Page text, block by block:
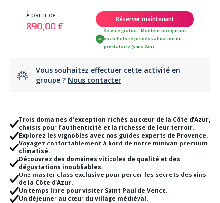
À partir de
890,00 €
Réserver maintenant
Service gratuit - Meilleur prix garanti -
vos billets reçus dès validation du
prestataire (sous 24h)
Vous souhaitez effectuer cette activité en
groupe ? Nous contacter
Trois domaines d’exception nichés au cœur de la Côte d'Azur,
choisis pour l’authenticité et la richesse de leur terroir.
Explorez les vignobles avec nos guides experts de Provence.
Voyagez confortablement à bord de notre minivan premium
climatisé.
Découvrez des domaines viticoles de qualité et des
dégustations inoubliables.
Une master class exclusive pour percer les secrets des vins
de la Côte d'Azur.
Un temps libre pour visiter Saint Paul de Vence.
Un déjeuner au cœur du village médiéval.